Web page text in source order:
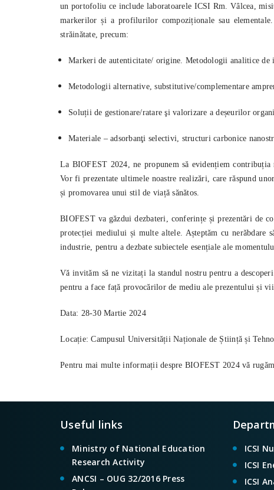
un portofoliu ce include laboratoarele ICSI Rm. Vâlcea,
markerilor și a profilurilor compoziționale sau
străinătate, precum:
Markeri de autenticitate/ origine. Metodologii analitice
Metodologii alternative, substitutive/complementare
Soluții de gestionare/ratare şi valorizare a deșeurilor
Materiale – adsorbanţi selectivi, structuri carbonice
La BIOFEST 2024, ne propunem să evidențiem
Vor fi prezentate ultimele noastre realizări, care răspund
și promovarea unui stil de viață sănătos.
BIOFEST va găzdui dezbateri, conferințe și prezentări de
protecției mediului și multe altele. Așteptăm cu nerăbdare
industrie, pentru a dezbate subiectele esențiale ale
Vă invităm să ne vizitați la standul nostru pentru a
pentru a face față provocărilor de mediu ale prezentului și
Data: 28-30 Martie 2024
Locație: Campusul Universității Naționale de Știință și
Pentru mai multe informații despre BIOFEST 2024 vă
Useful links
Ministry of National Education
Research Activity
ANCSI – OUG 32/2016 Press
ICSI
ICSI
ICSI